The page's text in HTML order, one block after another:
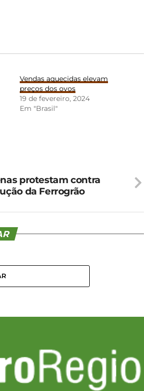
Vendas aquecidas elevam
preços dos ovos
19 de fevereiro, 2024
Em "Brasil"
protestam contra
da Ferrogrão